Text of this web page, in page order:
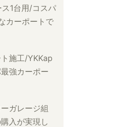
1台用/コスパ
カーポートで
施工/YKKap
強カーポー
ガレージ組
入が実現し